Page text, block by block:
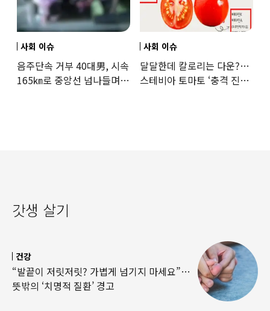
사회 이슈
음주단속 거부 40대男, 시속
165㎞로 중앙선 넘나들며
사회 이슈
달달한데 칼로리는 다운?…
스테비아 토마토 ‘충격 진실’
갓생 살기
건강
“발끝이 저릿저릿? 가볍게 넘기지 마세요”…
뜻밖의 ‘치명적 질환’ 경고